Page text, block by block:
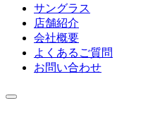
サングラス
店舗紹介
会社概要
よくあるご質問
お問い合わせ
toggle